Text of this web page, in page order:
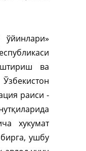
ва
раиси -
хукумат
ушбу